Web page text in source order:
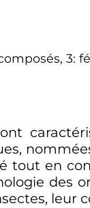
3:
tout en
des
leur